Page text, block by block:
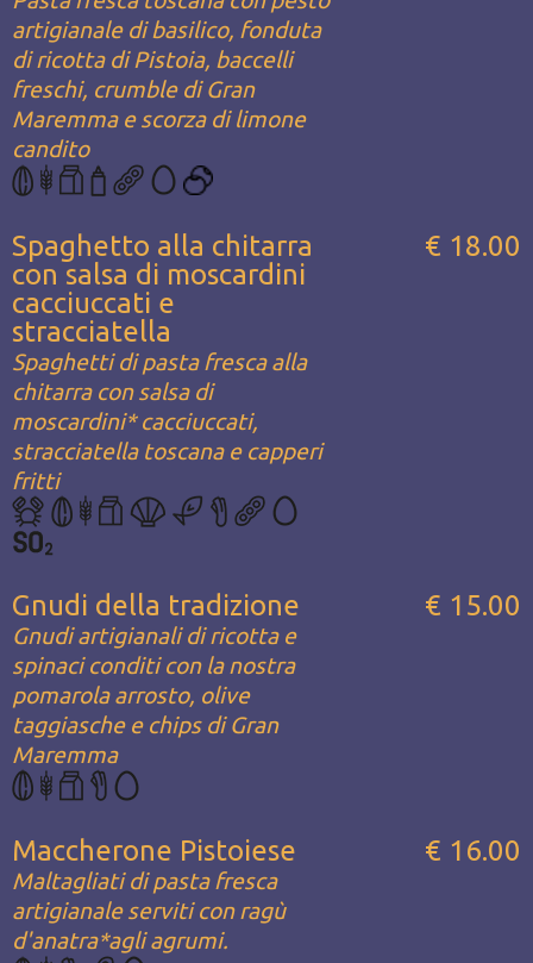
artigianale di basilico, fonduta
di ricotta di Pistoia, baccelli
freschi, crumble di Gran
Maremma e scorza di limone
candito
Spaghetto alla chitarra
con salsa di moscardini
cacciuccati e
stracciatella
Spaghetti di pasta fresca alla
chitarra con salsa di
moscardini* cacciuccati,
stracciatella toscana e capperi
fritti
€ 18.00
Gnudi della tradizione
Gnudi artigianali di ricotta e
spinaci conditi con la nostra
pomarola arrosto, olive
taggiasche e chips di Gran
Maremma
€ 15.00
Maccherone Pistoiese
Maltagliati di pasta fresca
artigianale serviti con ragù
d'anatra*agli agrumi.
€ 16.00